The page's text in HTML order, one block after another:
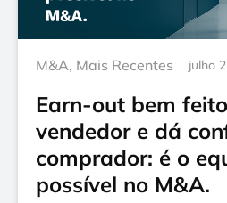
M&A, Mais Recentes julho
Earn-out bem
vendedor e dá
comprador: é o
possível no M&A.